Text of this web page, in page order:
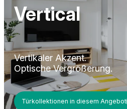
Vertical
Vertikaler Akzent.
Optische Vergrößerung.
Türkollektionen in diesem Angebot